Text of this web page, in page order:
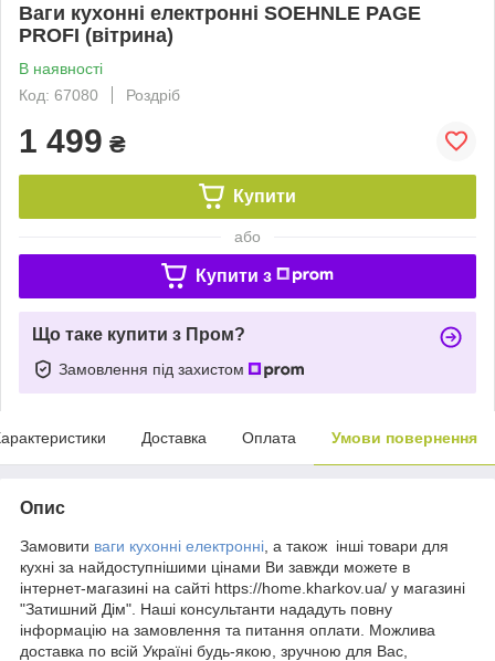
Ваги кухонні електронні SOEHNLE PAGE
PROFI (вітрина)
В наявності
Код: 67080
Роздріб
1 499 ₴
Купити
або
Купити з
Що таке купити з Пром?
Замовлення під захистом
Доставка Оплата Умови повернення
Опис
Замовити ваги кухонні електронні , а також інші товари для
кухні за найдоступнішими цінами Ви завжди можете в
інтернет-магазині на сайті https://home.kharkov.ua/ у магазині
"Затишний Дім". Наші консультанти нададуть повну
інформацію на замовлення та питання оплати. Можлива
доставка по всій Україні будь-якою, зручною для Вас,